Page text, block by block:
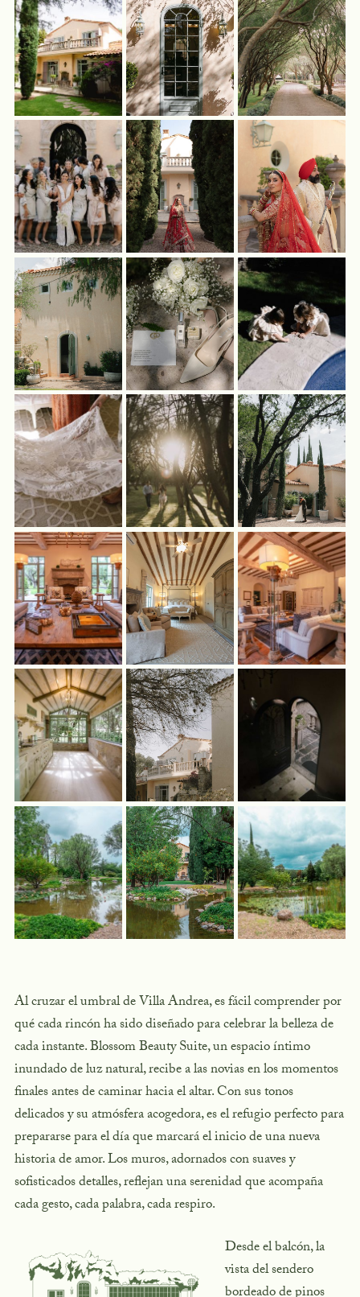
Al cruzar el umbral de Villa Andrea, es fácil comprender por
qué cada rincón ha sido diseñado para celebrar la belleza de
cada instante.Blossom Beauty Suite, un espacio íntimo
inundado de luz natural, recibe a las novias en los momentos
finales antes de caminar hacia el altar. Con sus tonos
delicados y su atmósfera acogedora, es el refugio perfecto para
prepararse para el día que marcará el inicio de una nueva
historia de amor. Los muros, adornados con suaves y
sofisticados detalles, reflejan una serenidad que acompaña
cada gesto, cada palabra, cada respiro.
Desde el balcón, la
vista del sendero